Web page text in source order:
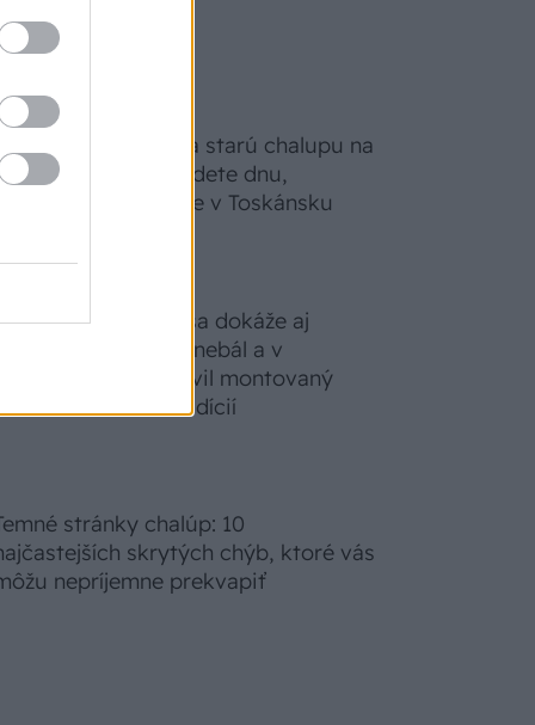
Na Morave prerobila starú chalupu na
Keď vojdete dnu,
zabudnete, že nie ste v Toskánsku
motorovou pílou sa dokáže aj
podpísať. Slovák sa nebál a v
Čičmanoch si postavil montovaný
v duchu tradícií
stránky chalúp: 10
skrytých chýb, ktoré vás
nepríjemne prekvapiť